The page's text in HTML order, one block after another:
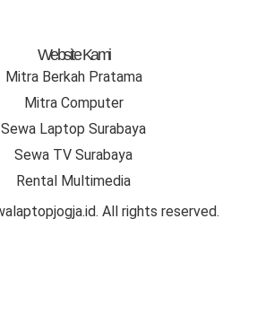
Website Kami
Mitra Berkah Pratama
Mitra Computer
Sewa Laptop Surabaya
Sewa TV Surabaya
Rental Multimedia
All rights reserved.